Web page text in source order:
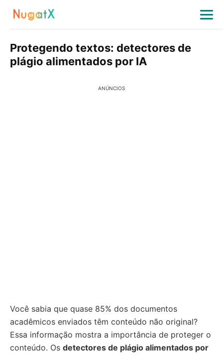
Protegendo textos: detectores de
plágio alimentados por IA
ANÚNCIOS
Você sabia que quase 85% dos documentos
acadêmicos enviados têm conteúdo não original?
Essa informação mostra a importância de proteger o
conteúdo. Os detectores de plágio alimentados por